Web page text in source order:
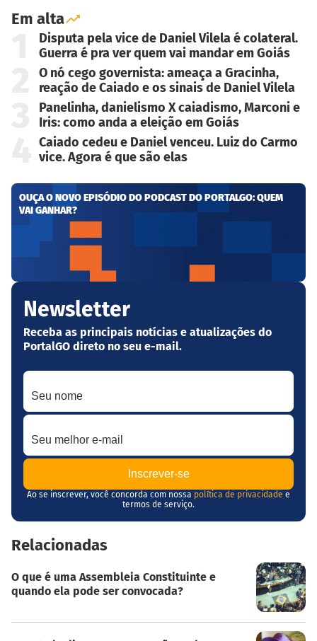
Em alta
Disputa pela vice de Daniel Vilela é colateral.
Guerra é pra ver quem vai mandar em Goiás
O nó cego governista: ameaça a Gracinha,
reação de Caiado e os sinais de Daniel Vilela
Panelinha, danielismo X caiadismo, Marconi e
Iris: como anda a eleição em Goiás
Caiado cedeu e Daniel venceu. Luiz do Carmo
vice. Agora é que são elas
OUÇA O NOVO EPISÓDIO DO PODCAST DO PORTALGO: QUEM
VAI GANHAR?
Newsletter
Receba as principais notícias e atualizações do
PortalGO direto no seu e-mail.
Seu nome
Seu melhor e-mail
Ao se inscrever, você concorda com nossa política de privacidade e
termos de serviço.
Relacionadas
O que é uma Assembleia Constituinte e
quando ela pode ser convocada?